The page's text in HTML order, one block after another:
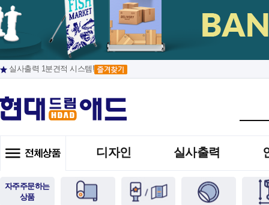
실사출력 1분견적 시스템!
디자인 실사출력
자주주문하는
상품